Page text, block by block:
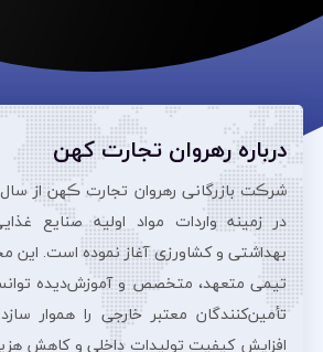
درباره رهروان تجارت کهن
در زمینه واردات مواد اولیه صنایع
بهداشتی و کشاورزی آغاز نموده است. این
تیمی متعهد، متخصص و آموزش‌دیده
تأمین‌کنندگان معتبر خارجی را هموار
افزایش کیفیت تولیدات داخلی و کاهش